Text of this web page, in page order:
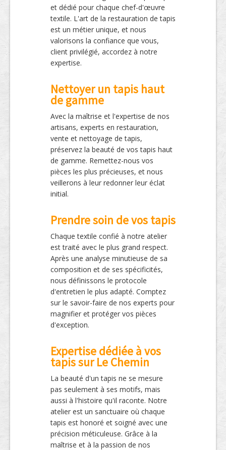
et dédié pour chaque chef-d'œuvre
textile. L'art de la restauration de tapis
est un métier unique, et nous
valorisons la confiance que vous,
client privilégié, accordez à notre
expertise.
Nettoyer un tapis haut
de gamme
Avec la maîtrise et l'expertise de nos
artisans, experts en restauration,
vente et nettoyage de tapis,
préservez la beauté de vos tapis haut
de gamme. Remettez-nous vos
pièces les plus précieuses, et nous
veillerons à leur redonner leur éclat
initial.
Prendre soin de vos tapis
Chaque textile confié à notre atelier
est traité avec le plus grand respect.
Après une analyse minutieuse de sa
composition et de ses spécificités,
nous définissons le protocole
d'entretien le plus adapté. Comptez
sur le savoir-faire de nos experts pour
magnifier et protéger vos pièces
d'exception.
Expertise dédiée à vos
tapis sur Le Chemin
La beauté d'un tapis ne se mesure
pas seulement à ses motifs, mais
aussi à l'histoire qu'il raconte. Notre
atelier est un sanctuaire où chaque
tapis est honoré et soigné avec une
précision méticuleuse. Grâce à la
maîtrise et à la passion de nos